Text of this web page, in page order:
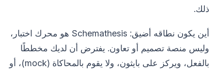
ذلك.
أين يكون نطاقه أضيق: Schemathesis هو محرك اختبار،
وليس منصة تصميم أو تعاون. يفترض أن لديك مخططًا
بالفعل، ويركز على بايثون، ولا يقوم بالمحاكاة (mock)، أو